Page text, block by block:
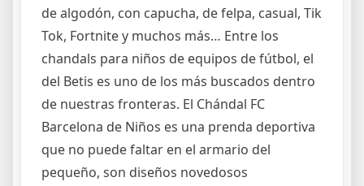
de algodón, con capucha, de felpa, casual, Tik
Tok, Fortnite y muchos más… Entre los
chandals para niños de equipos de fútbol, el
del Betis es uno de los más buscados dentro
de nuestras fronteras. El Chándal FC
Barcelona de Niños es una prenda deportiva
que no puede faltar en el armario del
pequeño, son diseños novedosos